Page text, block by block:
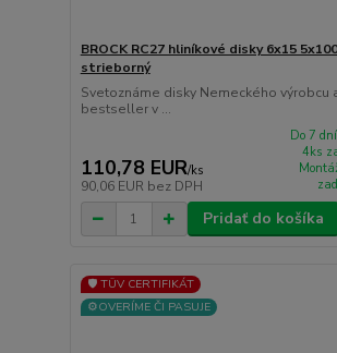
BROCK RC27 hliníkové disky 6x15
strieborný
Svetoznáme disky Nemeckého výrobcu
bestseller v ...
110,78 EUR/ks
90,06 EUR bez DPH
Do 7
4ks
Pridať do košíka
🛡️ TÜV CERTIFIKÁT
⚙️OVERÍME ČI PASUJE